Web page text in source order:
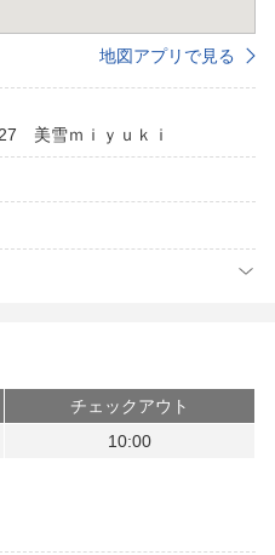
地図アプリで見る
美雪ｍｉｙｕｋｉ
チェックアウト
10:00